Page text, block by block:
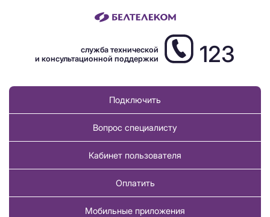
служба технической
и консультационной поддержки
123
Подключить
Вопрос специалисту
Кабинет пользователя
Оплатить
Мобильные приложения